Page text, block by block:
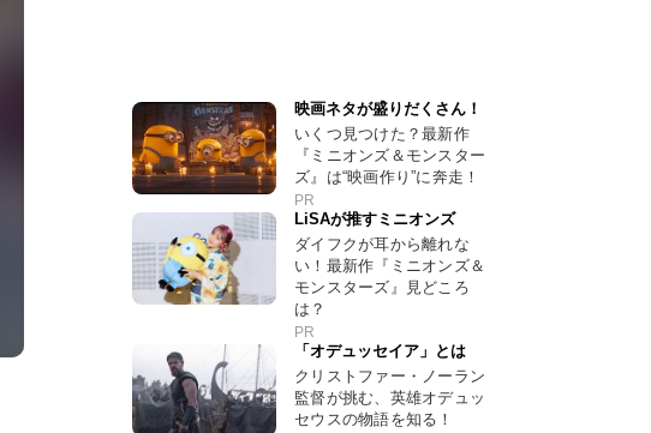
映画ネタが盛りだくさん！
いくつ見つけた？最新作
『ミニオンズ＆モンスター
ズ』は“映画作り”に奔走！
PR
LiSAが推すミニオンズ
ダイフクが耳から離れな
い！最新作『ミニオンズ＆
モンスターズ』見どころ
は？
PR
「オデュッセイア」とは
クリストファー・ノーラン
監督が挑む、英雄オデュッ
セウスの物語を知る！